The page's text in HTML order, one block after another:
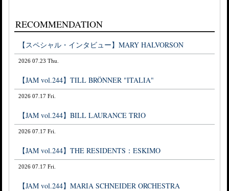
RECOMMENDATION
【スペシャル・インタビュー】MARY HALVORSON
2026 07.23 Thu.
【JAM vol.244】TILL BRÖNNER "ITALIA"
2026 07.17 Fri.
【JAM vol.244】BILL LAURANCE TRIO
2026 07.17 Fri.
【JAM vol.244】THE RESIDENTS：ESKIMO
2026 07.17 Fri.
【JAM vol.244】MARIA SCHNEIDER ORCHESTRA